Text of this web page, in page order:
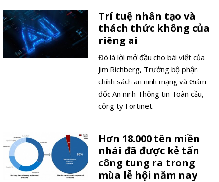
quán trên toàn bộ hạ tầng số.
Trí tuệ nhân tạo và
thách thức không của
riêng ai
Đó là lời mở đầu cho bài viết của
Jim Richberg, Trưởng bộ phận
chính sách an ninh mạng và Giám
đốc An ninh Thông tin Toàn cầu,
công ty Fortinet.
Hơn 18.000 tên miền
nhái đã được kẻ tấn
công tung ra trong
mùa lễ hội năm nay